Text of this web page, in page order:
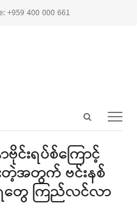
+959 400 000 661
Open
panel
းရပ်စ်ကြောင့်
အတွက် ဗင်းနစ်
ေတွေ ကြည်လင်လာ